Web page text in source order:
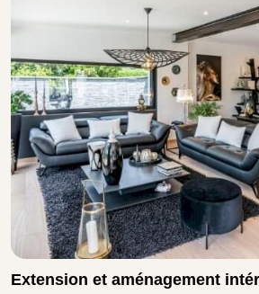
Extension et aménagement